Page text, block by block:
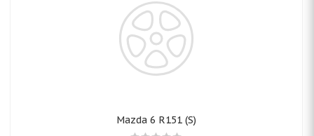
Mazda 6 R151 (S)